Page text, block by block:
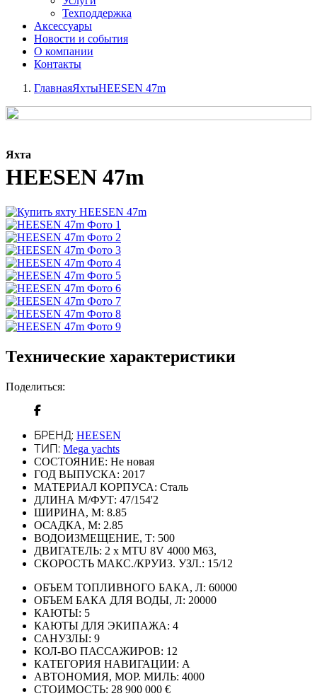
Техподдержка
Аксессуары
Новости и события
О компании
Контакты
ГлавнаяЯхтыHEESEN 47m
Яхта
HEESEN 47m
Технические характеристики
Поделиться:
БРЕНД: HEESEN
ТИП: Mega yachts
СОСТОЯНИЕ: Не новая
ГОД ВЫПУСКА: 2017
МАТЕРИАЛ КОРПУСА: Сталь
ДЛИНА М/ФУТ: 47/154'2
ШИРИНА, М: 8.85
ОСАДКА, М: 2.85
ВОДОИЗМЕЩЕНИЕ, Т: 500
ДВИГАТЕЛЬ: 2 x MTU 8V 4000 M63,
СКОРОСТЬ МАКС./КРУИЗ. УЗЛ.: 15/12
ОБЪЕМ ТОПЛИВНОГО БАКА, Л: 60000
ОБЪЕМ БАКА ДЛЯ ВОДЫ, Л: 20000
КАЮТЫ: 5
КАЮТЫ ДЛЯ ЭКИПАЖА: 4
САНУЗЛЫ: 9
КОЛ-ВО ПАССАЖИРОВ: 12
КАТЕГОРИЯ НАВИГАЦИИ: A
АВТОНОМИЯ, МОР. МИЛЬ: 4000
СТОИМОСТЬ: 28 900 000 €